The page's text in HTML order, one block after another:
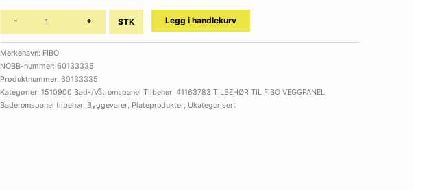
- + STK Legg i handlekurv
Merkenavn: FIBO
NOBB-nummer: 60133335
Produktnummer: 60133335
Kategorier: 1510900 Bad-/Våtromspanel Tilbehør, 41163783 TILBEHØR TIL FIBO VEGGPANEL,
Baderomspanel tilbehør, Byggevarer, Plateprodukter, Ukategorisert